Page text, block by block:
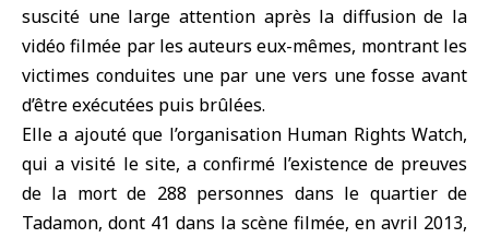
suscité une large attention après la diffusion de la
vidéo filmée par les auteurs eux-mêmes, montrant les
victimes conduites une par une vers une fosse avant
d’être exécutées puis brûlées.
Elle a ajouté que l’organisation Human Rights Watch,
qui a visité le site, a confirmé l’existence de preuves
de la mort de 288 personnes dans le quartier de
Tadamon, dont 41 dans la scène filmée, en avril 2013,